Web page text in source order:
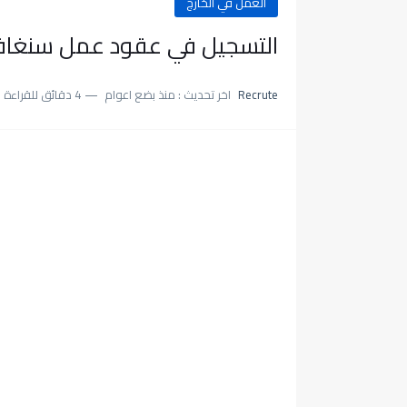
التسجيل في عقود عمل
Recrute اخر تحديث : منذ بضع اعوام 4 دقائق للقراءة